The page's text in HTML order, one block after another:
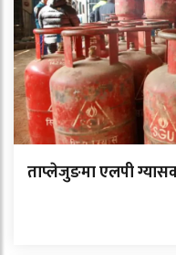
ताप्लेजुङमा एलपी